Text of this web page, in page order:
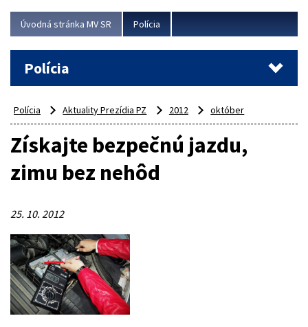
Úvodná stránka MV SR Polícia
Polícia
Polícia Aktuality Prezídia PZ 2012 október
Získajte bezpečnú jazdu,
zimu bez nehôd
25. 10. 2012